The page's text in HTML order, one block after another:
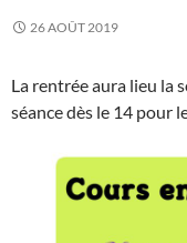
26 AOÛT 2019
La rentrée aura lieu la
séance dès le 14 pour